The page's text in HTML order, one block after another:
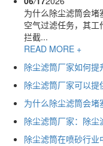
为什么除尘滤筒会
空气过滤任务，其
拦截...
READ MORE +
除尘滤筒厂家如何提
除尘滤筒厂家可以提
为什么除尘滤筒会堵
除尘滤筒厂家：除尘
除尘滤筒在喷砂行业